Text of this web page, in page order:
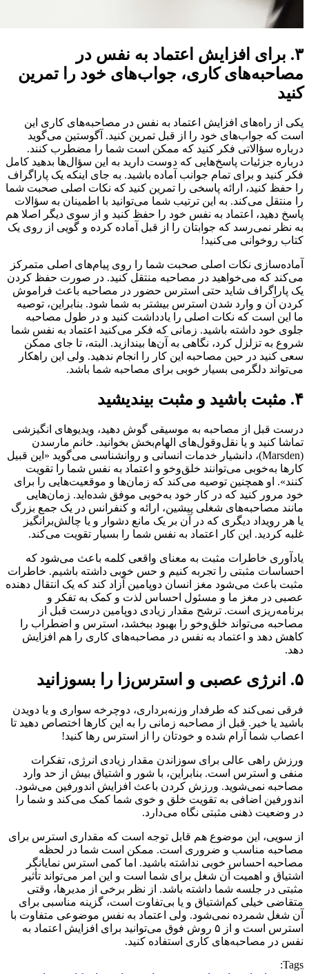
۳. برای افزایش اعتماد به نفس در
مصاحبه‌های کاری، جواب‌های خود را تمرین
کنید
یکی از راه‌های افزایش اعتماد به نفس در مصاحبه‌های کاری این
است که جواب‌های خود را از قبل تمرین کنید. آگوستین می‌گوید
درباره سؤالاتی فکر کنید که ممکن است شما را مضطرب کنند.
درباره جزئیات پاسخ‌هایی که دوست دارید به این سؤال‌ها بدهید کامل
فکر کنید و برای تمام جوانب آماده باشید. به جای اینکه یک پاراگراف
را حفظ کنید، ارائه پاسخی را تمرین کنید که نکات اصلی صحبت شما
را منتقل می‌کند. به این ترتیب شما می‌توانید با اطمینان به سؤالات
پاسخ دهید، اعتماد به نفس خود را حفظ کنید و از سوی دیگر اصلا‌ هم
به نظر نمی‌رسد که جوابتان را از قبل آماده کرده و گویی از روی یک
کتاب روخوانی می‌کنید!
آماده‌سازی نکات اصلی صحبت شما را روی پیام‌های اصلی‌ متمرکز
می‌کند که می‌خواهید در مصاحبه منتقل کنید. در صورت حفظ کردن
یک پاراگراف شاید حتی استرس حضور در مصاحبه باعث فراموش
کردن آن و وارد شدن استرس بیشتر به شما شود. بنابراین، توصیه
ما این است که نکات اصلی را یادداشت کنید و در طول مصاحبه
جلوی خود داشته باشید. زمانی که فکر می‌کنید اعتماد به نفس شما
شروع به تزلزل کرد، نگاهی به آن‌ها بیندازید. البته، تا جای ممکن
سعی کنید در حین مصاحبه این کار را انجام ندهید. ولی این راهکار
می‌تواند دلگرمی بسیار خوبی برای مصاحبه شما باشد.
۴. مثبت باشید و مثبت بیندیشید
درست قبل از مصاحبه به موسیقی گوش دهید، ویدیوهای انگیزشی
تماشا کنید و یا نقل‌و‌قول‌های الهام‌بخش بخوانید. خانم مارسدن
(Marsden)، دانشیار خدمات انسانی و روانشناسی می‌گوید «این قبیل
کارها به‌خوبی می‌توانند خلق‌وخو و اعتماد به نفس شما را تقویت
کنند». او همچنین توصیه می‌کند که زمان‌ها و موقعیت‌هایی را برای
خود مرور کنید که در کار خود به‌خوبی موفق شده‌اید. زمان‌هایی
مانند مصاحبه‌های شغلی پیشین، ارائه و کنفرانس در یک جمع بزرگ
یا هر رویداد دیگری که در آن بر یک مانع دشوار و یا چالش‌برانگیز
غلبه‌ کردید. این کار اعتماد به نفس شما را بسیار تقویت می‌کند.
یادآوری خاطرات مثبت به معنای واقعی کلمه باعث می‌شود که
احساسات مثبتی را تجربه کنیم و حس خوبی داشته باشیم. خاطرات
مثبت باعث می‌شود مغز انسان دوپامین آزاد کند که یک انتقال دهنده
عصبی در مغز ما و مسئول احساس لذت و کمک به تفکر و
برنامه‌ریزی است. ترشح مقدار زیادی دوپامین درست قبل از
مصاحبه می‌تواند خلق‌و‌خو را بهبود ببخشد، استرس و اضطراب را
کاهش دهد و اعتماد به نفس در مصاحبه‌های کاری را هم افزایش
دهد.
۵. انرژی عصبی و استرس‌زا را بسوزانید
فرقی ‌نمی‌کند که طرفدار وزنه‌برداری، دوچرخه سواری و یا دویدن
باشید یا خیر. قبل از مصاحبه زمانی را به این کارها اختصاص دهید تا
اعصاب شما آرام شده و خودتان را از استرس رها کنید!
ورزش راهی عالی برای سوزاندن مقدار زیادی انرژی، تفکرات
منفی و استرس است. بنابراین، با شور و اشتیاق بیش از حد وارد
مصاحبه نمی‌شوید. ورزش کردن باعث افزایش اندورفین می‌شود.
اندورفین اضافی به تقویت خلق و خوی شما کمک می‌کند و شما را
در وضعیت ذهنی مثبتی نگاه می‌دارد.
از سویی، این موضوع هم قابل توجه است که مقداری استرس برای
مصاحبه مناسب و ضروری است. ممکن است شما در لحظه
مصاحبه احساس خوبی نداشته باشید. اما کمی استرس نمایانگر
اشتیاق و اهمیت آن شغل برای شما است و این امر می‌تواند تأثیر
مثبتی در جلسه شما داشته باشد. از نظر برخی از مدیرها، وقتی
متقاضی خیلی کم‌اشتیاق و یا بی‌تفاوت است، گزینه مناسبی برای
آن شغل شمرده نمی‌شود. ولی اعتماد به نفس موضوعی متفاوت با
استرس است و از ۵ روش فوق می‌توانید برای افزایش اعتماد به
نفس در مصاحبه‌های کاری استفاده کنید.
Tags: